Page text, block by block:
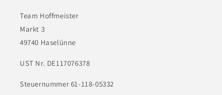
Team Hoffmeister
Markt 3
49740 Haselünne
UST Nr. DE117076378
Steuernummer 61-118-05332